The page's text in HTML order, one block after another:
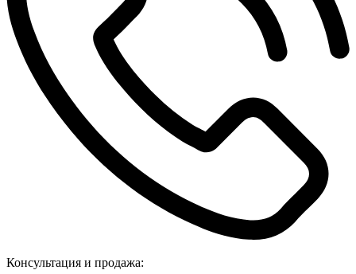
Консультация и продажа: